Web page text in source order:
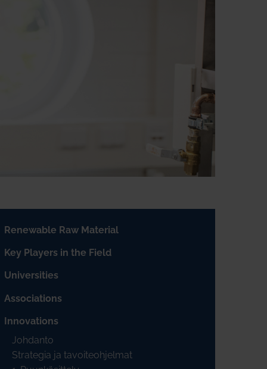
Renewable Raw Material
Key Players in the Field
Universities
Associations
Innovations
Johdanto
Strategia ja tavoiteohjelmat